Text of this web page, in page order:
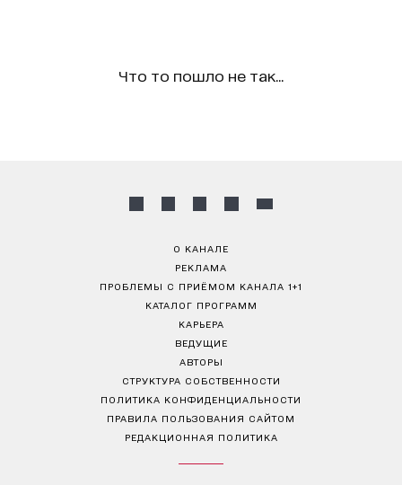
Что то пошло не так...
О КАНАЛЕ
РЕКЛАМА
ПРОБЛЕМЫ С ПРИЁМОМ КАНАЛА 1+1
КАТАЛОГ ПРОГРАММ
КАРЬЕРА
ВЕДУЩИЕ
АВТОРЫ
СТРУКТУРА СОБСТВЕННОСТИ
ПОЛИТИКА КОНФИДЕНЦИАЛЬНОСТИ
ПРАВИЛА ПОЛЬЗОВАНИЯ САЙТОМ
РЕДАКЦИОННАЯ ПОЛИТИКА